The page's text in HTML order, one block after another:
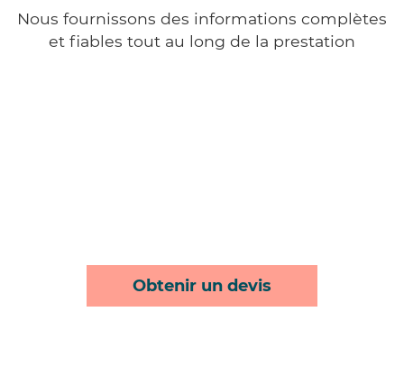
Nous fournissons des informations complètes
et fiables tout au long de la prestation
Obtenir un devis